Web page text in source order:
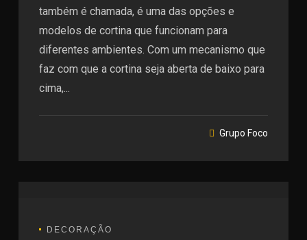
também é chamada, é uma das opções e
modelos de cortina que funcionam para
diferentes ambientes. Com um mecanismo que
faz com que a cortina seja aberta de baixo para
cima,...
Grupo Foco
DECORAÇÃO